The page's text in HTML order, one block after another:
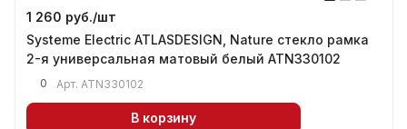
1 260 руб./шт
Systeme Electric ATLASDESIGN, Nature стекло рамка
2-я универсальная матовый белый ATN330102
0 Арт. ATN330102
В корзину